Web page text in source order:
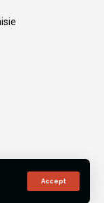
Accept
Reserved